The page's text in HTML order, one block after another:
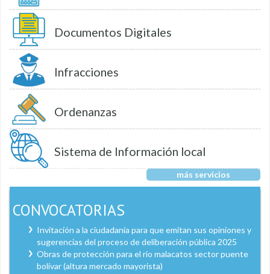
Documentos Digitales
Infracciones
Ordenanzas
Sistema de Información local
más servicios
CONVOCATORIAS
Invitación a la ciudadanía para que emitan sus opiniones y
sugerencias del proceso de deliberación pública 2025
Obras de protección para el río malacatos sector puente
bolívar (altura mercado mayorista)